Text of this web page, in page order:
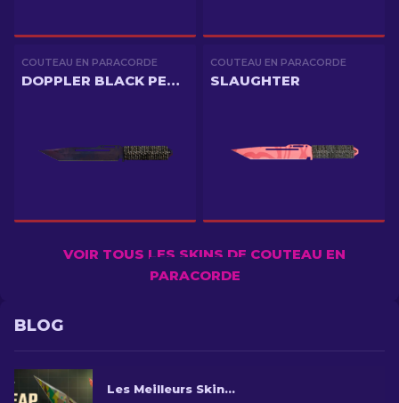
COUTEAU EN PARACORDE
DOPPLER BLACK PEARL
COUTEAU EN PARACORDE
SLAUGHTER
VOIR TOUS LES SKINS DE COUTEAU EN
PARACORDE
BLOG
Les Meilleurs Skins Couteau en Paracorde CS2 bon marché